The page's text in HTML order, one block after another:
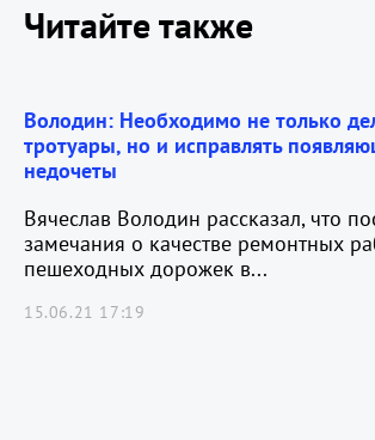
Читайте также
Володин: Необходимо не только
тротуары, но и исправлять
недочеты
Вячеслав Володин рассказал, что
замечания о качестве ремонтных
пешеходных дорожек в...
15.06.21 17:19